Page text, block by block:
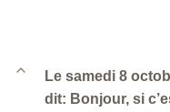
B
Le samedi 8
dit: Bonjour, si